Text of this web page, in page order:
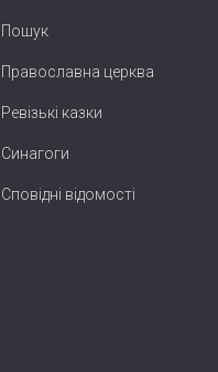
Пошук
Православна церква
Ревізькі казки
Синагоги
Сповідні відомості